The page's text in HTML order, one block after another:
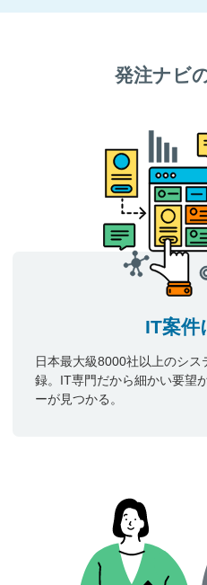
発注ナビ
IT案件
日本最大級8000社以上のシ
録。IT専門だから細かい要望
ーが見つかる。